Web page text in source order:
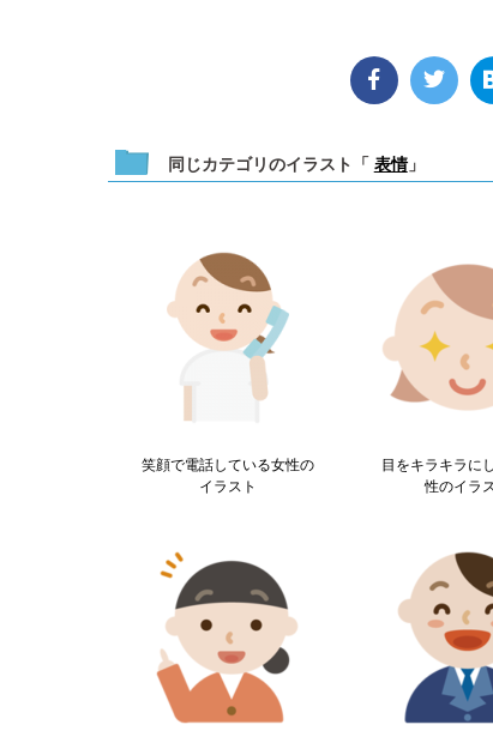
同じカテゴリのイラスト「 表情」
笑顔で電話している女性の
イラスト
目をキラキラに
性のイラ